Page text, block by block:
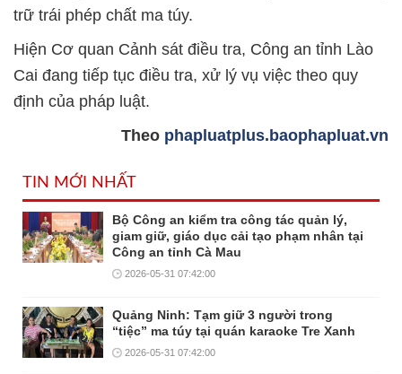
trữ trái phép chất ma túy.
Hiện Cơ quan Cảnh sát điều tra, Công an tỉnh Lào
Cai đang tiếp tục điều tra, xử lý vụ việc theo quy
định của pháp luật.
Theo phapluatplus.baophapluat.vn
TIN MỚI NHẤT
Bộ Công an kiểm tra công tác quản lý,
giam giữ, giáo dục cải tạo phạm nhân tại
Công an tỉnh Cà Mau
2026-05-31 07:42:00
Quảng Ninh: Tạm giữ 3 người trong
“tiệc” ma túy tại quán karaoke Tre Xanh
2026-05-31 07:42:00